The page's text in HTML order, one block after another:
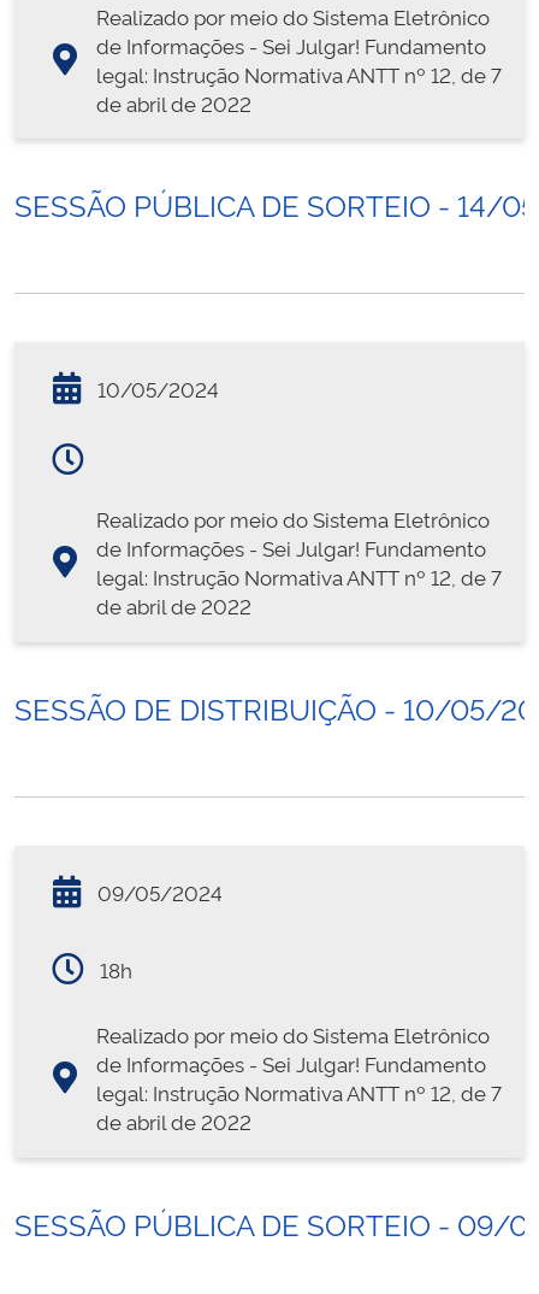
Realizado por meio do Sistema Eletrônico
de Informações - Sei Julgar! Fundamento
legal: Instrução Normativa ANTT nº 12, de 7
de abril de 2022
SESSÃO PÚBLICA DE SORTEIO - 14/
10/05/2024
Realizado por meio do Sistema Eletrônico
de Informações - Sei Julgar! Fundamento
legal: Instrução Normativa ANTT nº 12, de 7
de abril de 2022
SESSÃO DE DISTRIBUIÇÃO - 10/05/
09/05/2024
18h
Realizado por meio do Sistema Eletrônico
de Informações - Sei Julgar! Fundamento
legal: Instrução Normativa ANTT nº 12, de 7
de abril de 2022
SESSÃO PÚBLICA DE SORTEIO - 09/